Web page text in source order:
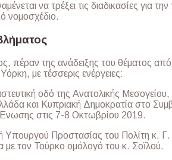
να τρέξει τις διαδικασίες για
νομοσχέδιο.
πέραν της ανάδειξης του θέματος
με τέσσερις ενέργειες:
οδό της Ανατολικής
και Κυπριακή Δημοκρατία στο
στις 7-8 Οκτωβρίου 2019.
Προστασίας του Πολίτη κ.
με τον Τούρκο ομόλογό του κ. Σοϊλού.